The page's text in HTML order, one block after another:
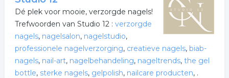
Dé plek voor mooie, verzorgde nagels!
Trefwoorden van Studio 12 : verzorgde
nagels, nagelsalon, nagelstudio,
professionele nagelverzorging, creatieve nagels, biab-
nagels, nail-art, nagelbehandeling, nageltrends, the gel
bottle, sterke nagels, gelpolish, nailcare producten, .